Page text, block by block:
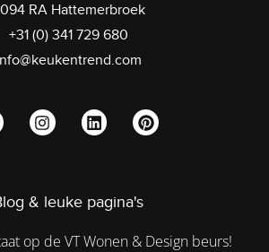
RA Hattemerbroek
+31 (0) 341 729 680
& leuke pagina's
op de VT Wonen & Design beurs!